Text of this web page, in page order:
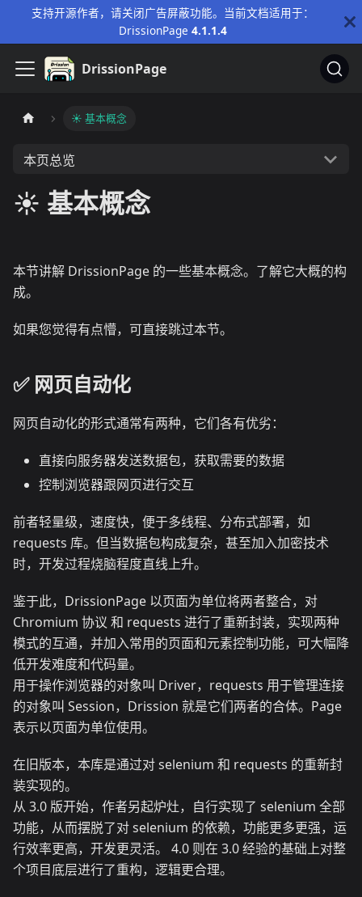
支持开源作者，请关闭广告屏蔽功能。当前文档适用于：
DrissionPage 4.1.1.4
DrissionPage
☀️ 基本概念
本页总览
☀️ 基本概念
本节讲解 DrissionPage 的一些基本概念。了解它大概的构
成。
如果您觉得有点懵，可直接跳过本节。
✅️️ 网页自动化
网页自动化的形式通常有两种，它们各有优劣：
直接向服务器发送数据包，获取需要的数据
控制浏览器跟网页进行交互
前者轻量级，速度快，便于多线程、分布式部署，如
requests 库。但当数据包构成复杂，甚至加入加密技术
时，开发过程烧脑程度直线上升。
鉴于此，DrissionPage 以页面为单位将两者整合，对
Chromium 协议 和 requests 进行了重新封装，实现两种
模式的互通，并加入常用的页面和元素控制功能，可大幅降
低开发难度和代码量。
用于操作浏览器的对象叫 Driver，requests 用于管理连接
的对象叫 Session，Drission 就是它们两者的合体。Page
表示以页面为单位使用。
在旧版本，本库是通过对 selenium 和 requests 的重新封
装实现的。
从 3.0 版开始，作者另起炉灶，自行实现了 selenium 全部
功能，从而摆脱了对 selenium 的依赖，功能更多更强，运
行效率更高，开发更灵活。 4.0 则在 3.0 经验的基础上对整
个项目底层进行了重构，逻辑更合理。